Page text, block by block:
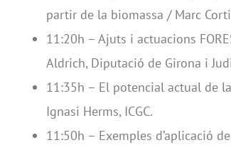
partir de la biomassa / Marc
11:20h – Ajuts i actuacions
Aldrich, Diputació de Girona i
11:35h – El potencial actual de
Ignasi Herms, ICGC.
11:50h – Exemples d’aplicació